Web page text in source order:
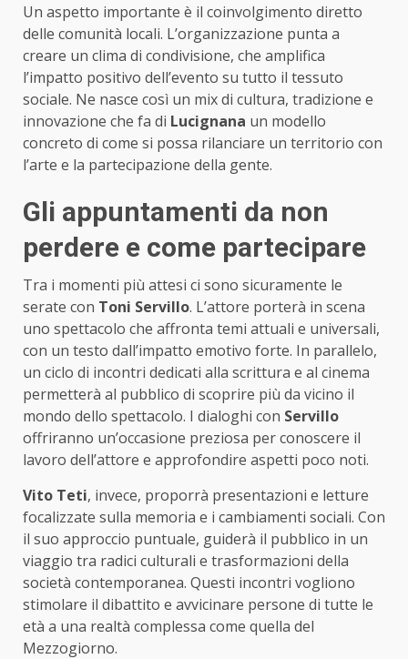
Un aspetto importante è il coinvolgimento diretto
delle comunità locali. L’organizzazione punta a
creare un clima di condivisione, che amplifica
l’impatto positivo dell’evento su tutto il tessuto
sociale. Ne nasce così un mix di cultura, tradizione e
innovazione che fa di Lucignana un modello
concreto di come si possa rilanciare un territorio con
l’arte e la partecipazione della gente.
Gli appuntamenti da non
perdere e come partecipare
Tra i momenti più attesi ci sono sicuramente le
serate con Toni Servillo. L’attore porterà in scena
uno spettacolo che affronta temi attuali e universali,
con un testo dall’impatto emotivo forte. In parallelo,
un ciclo di incontri dedicati alla scrittura e al cinema
permetterà al pubblico di scoprire più da vicino il
mondo dello spettacolo. I dialoghi con Servillo
offriranno un’occasione preziosa per conoscere il
lavoro dell’attore e approfondire aspetti poco noti.
Vito Teti, invece, proporrà presentazioni e letture
focalizzate sulla memoria e i cambiamenti sociali. Con
il suo approccio puntuale, guiderà il pubblico in un
viaggio tra radici culturali e trasformazioni della
società contemporanea. Questi incontri vogliono
stimolare il dibattito e avvicinare persone di tutte le
età a una realtà complessa come quella del
Mezzogiorno.